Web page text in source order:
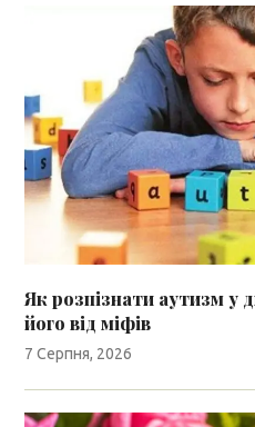
Як розпізнати аутизм у
його від міфів
7 Серпня, 2026